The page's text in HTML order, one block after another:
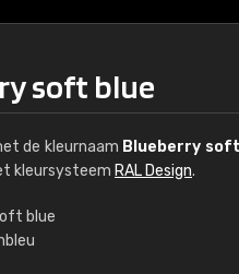
soft blue
de kleurnaam Blueberry
kleursysteem RAL Design.
blue